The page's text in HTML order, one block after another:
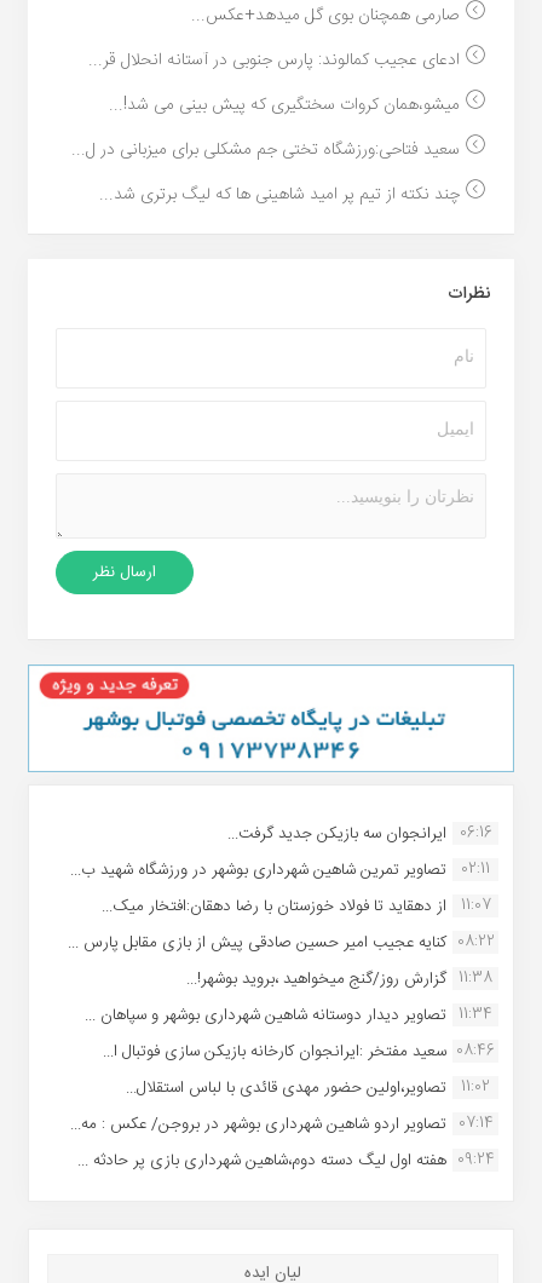
صارمی همچنان بوی گل میدهد+عکس...
ادعای عجیب کمالوند: پارس جنوبی در آستانه انحلال قر...
میشو،همان کروات سختگیری که پیش بینی می شد!...
سعید فتاحی:ورزشگاه تختی جم مشکلی برای میزبانی در ل...
چند نکته از تیم پر امید شاهینی ها که لیگ برتری شد...
نظرات
06:16 ایرانجوان سه بازیکن جدید گرفت...
02:11
تصاویر تمرین شاهین شهردارى بوشهر در ورزشگاه شهید ب...
11:07
از دهقاید تا فولاد خوزستان با رضا دهقان:افتخار میک...
08:22 کنایه عجیب امیر حسین صادقی پیش از بازی مقابل پارس ...
11:38 گزارش روز/گنج میخواهید ،بروید بوشهر!...
11:34 تصاویر دیدار دوستانه شاهین شهردارى بوشهر و سپاهان ...
08:46 سعید مفتخر :ایرانجوان کارخانه بازیکن سازی فوتبال ا...
11:02
تصاویر،اولین حضور مهدی قائدی با لباس استقلال...
07:14 تصاویر اردو شاهین شهرداری بوشهر در بروجن/ عکس : مه...
09:24 هفته اول لیگ دسته دوم،شاهین شهرداری بازی پر حادثه ...
لیان ایده